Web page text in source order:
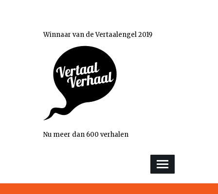
Winnaar van de Vertaalengel 2019
Nu meer dan 600 verhalen